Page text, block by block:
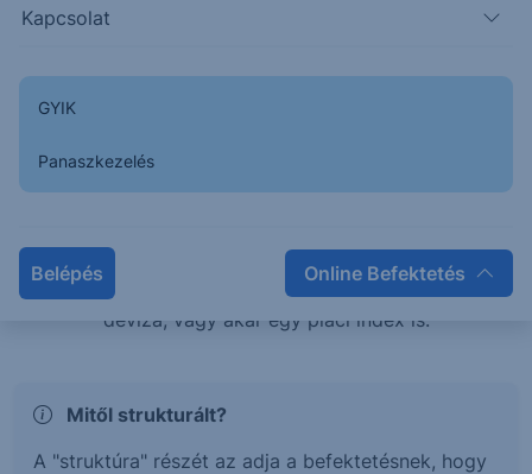
Kapcsolat
GYIK
Panaszkezelés
Belépés Online Befektetés
részesülhetsz, vagy éppen tőkevédelem mellett érhetsz
Mi az a Strukturált értékpapír?
termékhez, vagy termékek kosarához kötött. Ez a
mögöttes termék lehet részvény, kötvény, árucikk,
deviza, vagy akár egy piaci index is.
Mitől strukturált?
A "struktúra" részét az adja a befektetésnek, hogy